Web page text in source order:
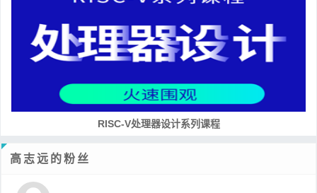
培养RISC-V大学土壤 共建RISC-V教育生态
高志远的粉丝